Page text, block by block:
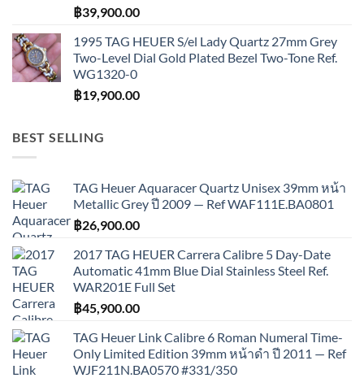
฿39,900.00
1995 TAG HEUER S/el Lady Quartz 27mm Grey
Two-Level Dial Gold Plated Bezel Two-Tone Ref.
WG1320-0
฿19,900.00
BEST SELLING
TAG Heuer Aquaracer Quartz Unisex 39mm หน้า
Metallic Grey ปี 2009 — Ref WAF111E.BA0801
฿26,900.00
2017 TAG HEUER Carrera Calibre 5 Day-Date
Automatic 41mm Blue Dial Stainless Steel Ref.
WAR201E Full Set
฿45,900.00
TAG Heuer Link Calibre 6 Roman Numeral Time-
Only Limited Edition 39mm หน้าดำ ปี 2011 — Ref
WJF211N.BA0570 #331/350